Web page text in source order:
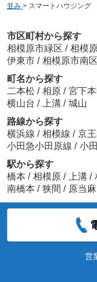
並み > スマートハウジング
市区町村から探す
相模原市緑区 / 相模
伊東市 / 相模原市南区
町名から探す
二本松 / 相原 / 宮下
横山台 / 上溝 / 城山
路線から探す
横浜線 / 相模線 / 京
小田急小田原線 / 小
駅から探す
橋本 / 相模原 / 上溝 /
南橋本 / 狭間 / 原当麻
営